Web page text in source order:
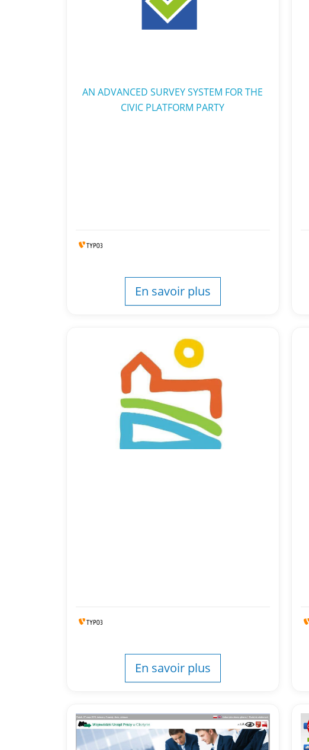
AN ADVANCED SURVEY SYSTEM FOR THE
CIVIC PLATFORM PARTY
En savoir plus
En savoir plus